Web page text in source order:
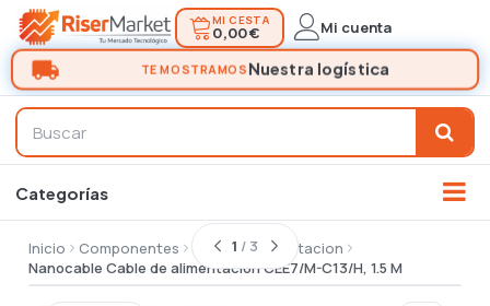
MI CESTA
0,00 € Mi cuenta
Inicio Componentes
Fuentes alimentacion
Nanocable Cable de alimentacion CEE7/M-C13/H, 1.5 M
1 / 3